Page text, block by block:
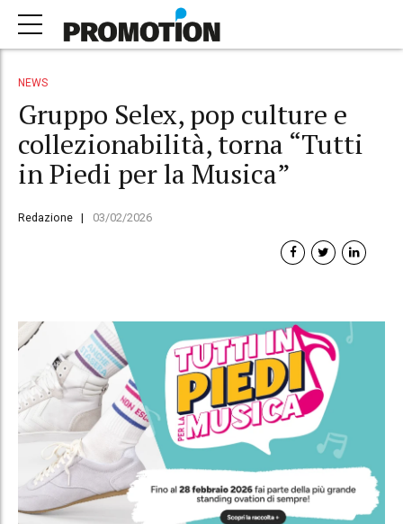
NEWS
Gruppo Selex, pop culture e
collezionabilità, torna “Tutti
in Piedi per la Musica”
Redazione 03/02/2026